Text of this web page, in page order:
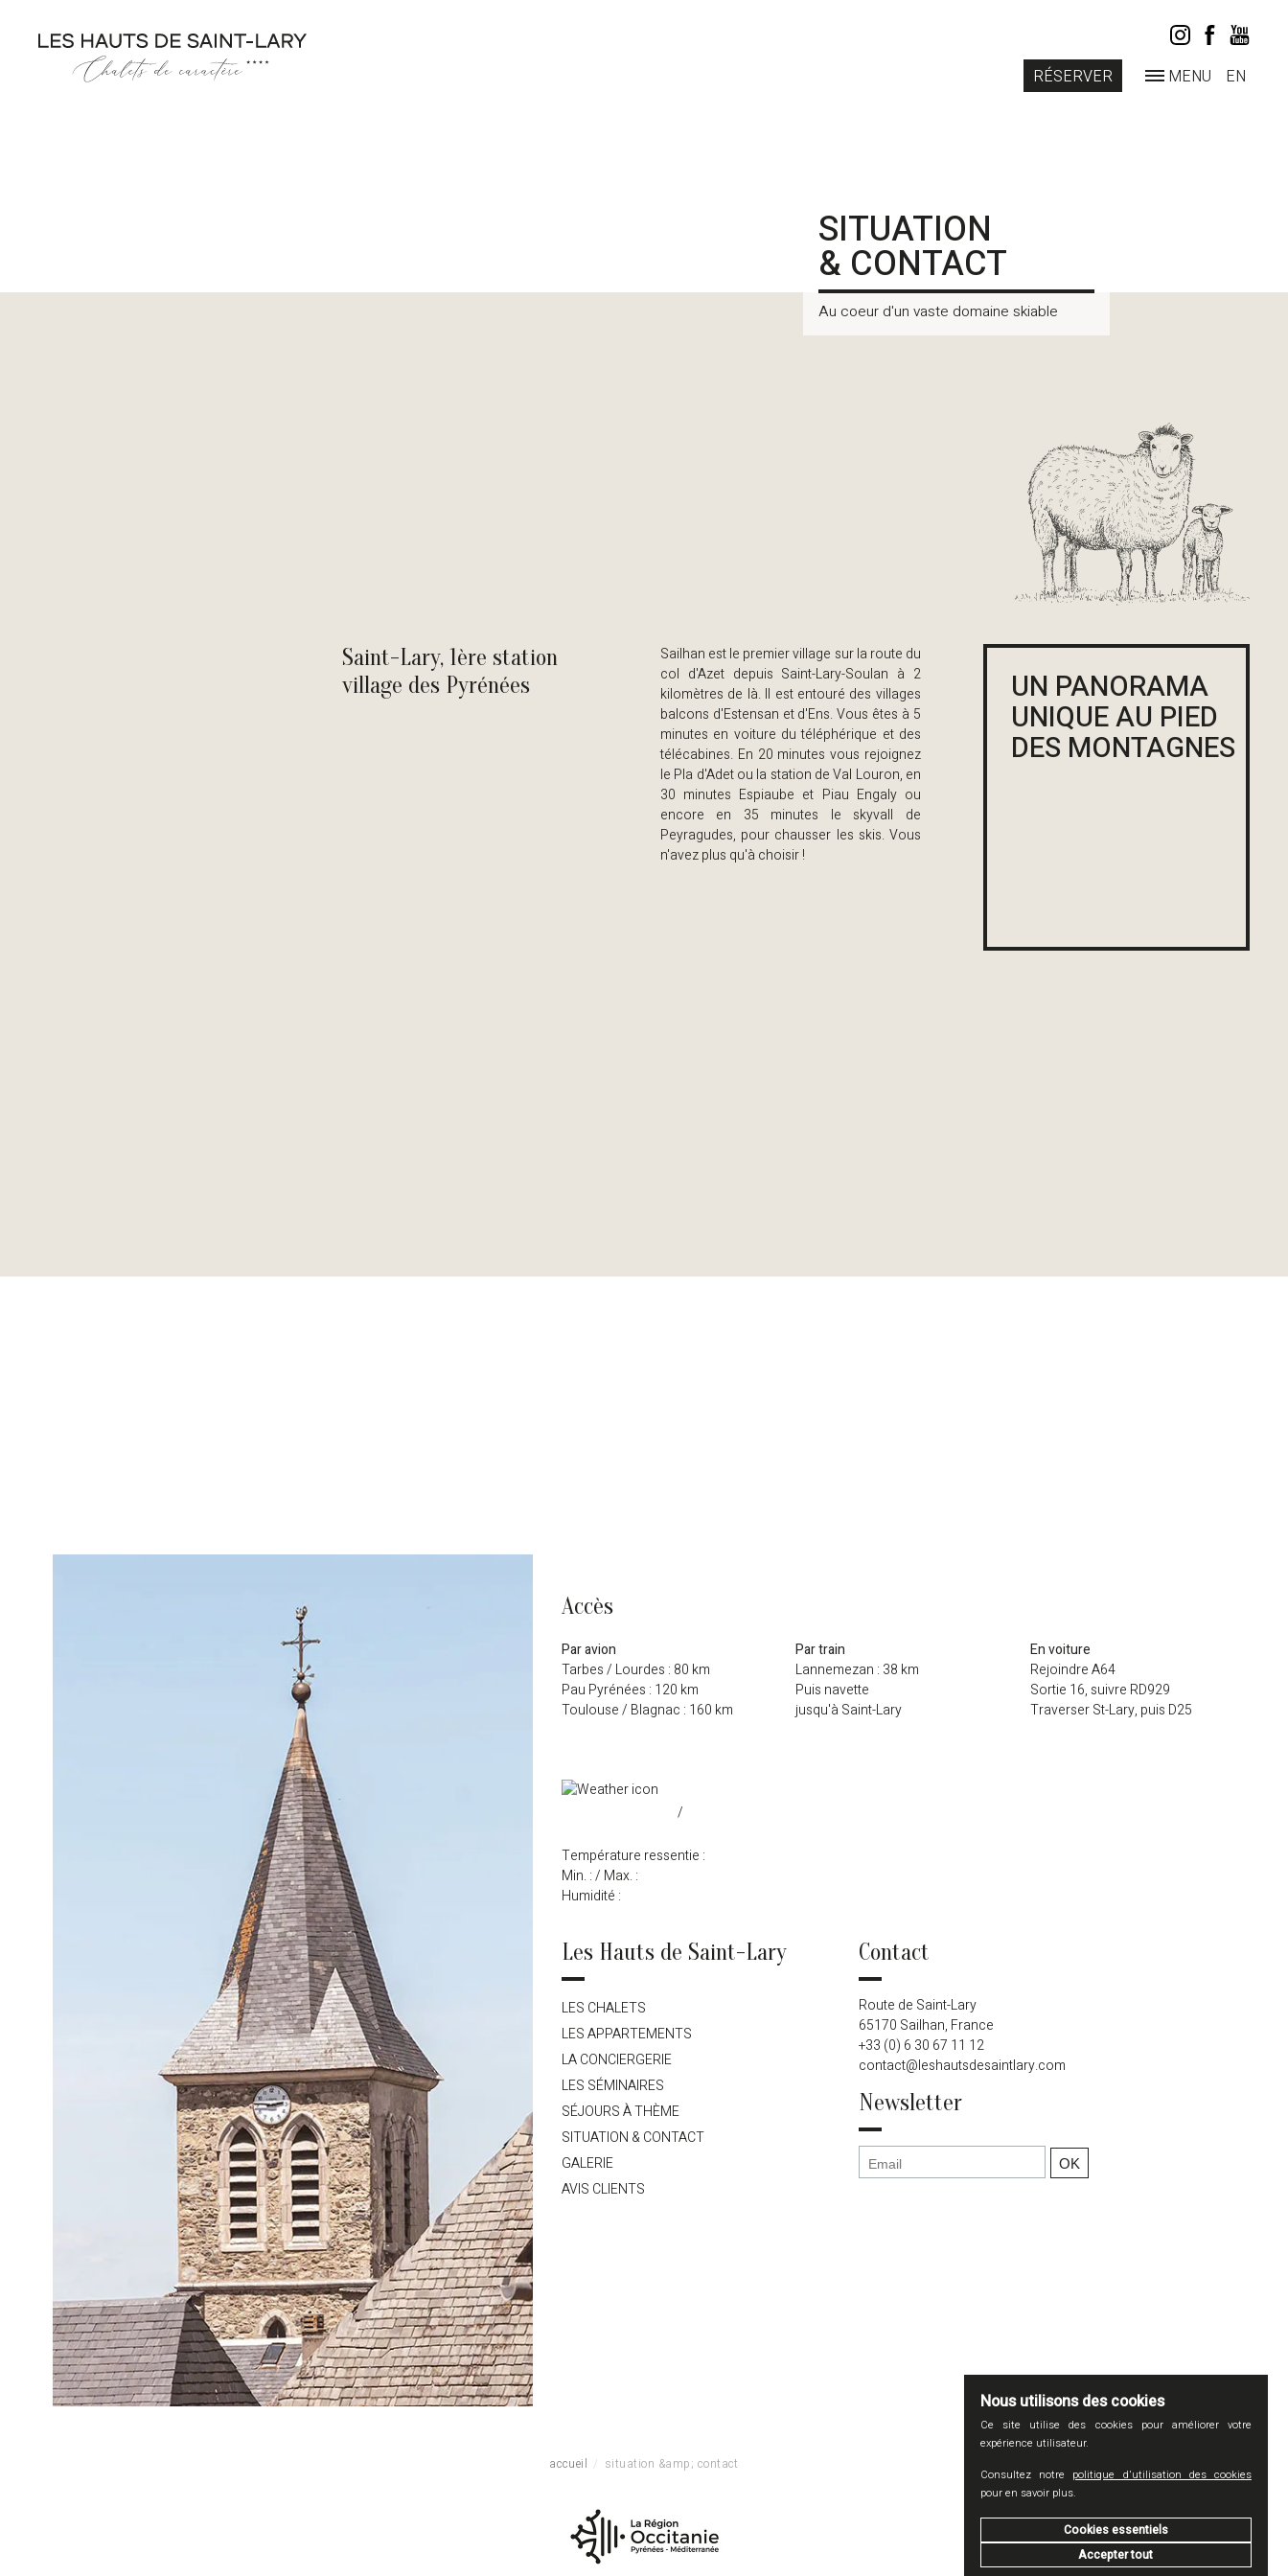
RÉSERVER MENU EN
SITUATION
& CONTACT
Au coeur d'un vaste domaine skiable
Saint-Lary, 1ère station
village des Pyrénées
Sailhan est le premier village sur la route du
col d'Azet depuis Saint-Lary-Soulan à 2
kilomètres de là. Il est entouré des villages
balcons d'Estensan et d'Ens. Vous êtes à 5
minutes en voiture du téléphérique et des
télécabines. En 20 minutes vous rejoignez
le Pla d'Adet ou la station de Val Louron, en
30 minutes Espiaube et Piau Engaly ou
encore en 35 minutes le skyvall de
Peyragudes, pour chausser les skis. Vous
n'avez plus qu'à choisir !
UN PANORAMA
UNIQUE AU PIED
DES MONTAGNES
Accès
Par avion
Tarbes / Lourdes : 80 km
Pau Pyrénées : 120 km
Toulouse / Blagnac : 160 km
Par train
Lannemezan : 38 km
Puis navette
jusqu'à Saint-Lary
En voiture
Rejoindre A64
Sortie 16, suivre RD929
Traverser St-Lary, puis D25
/
Température ressentie :
Min. :/ Max. :
Humidité :
Les Hauts de Saint-Lary
LES CHALETS
LES APPARTEMENTS
LA CONCIERGERIE
LES SÉMINAIRES
SÉJOURS À THÈME
SITUATION & CONTACT
GALERIE
AVIS CLIENTS
Contact
Route de Saint-Lary
65170 Sailhan, France
+33 (0) 6 30 67 11 12
contact@leshautsdesaintlary.com
Newsletter
accueil situation &amp; contact
Nous utilisons des cookies
Ce site utilise des cookies pour améliorer votre
expérience utilisateur.
Consultez notre politique d'utilisation des cookies
pour en savoir plus.
Cookies essentiels
Accepter tout